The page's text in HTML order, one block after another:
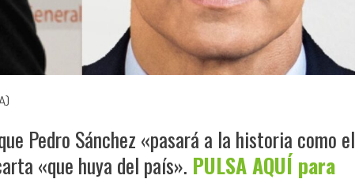
Pedro Sánchez «pasará a la historia como el
«que huya del país». PULSA AQUÍ para